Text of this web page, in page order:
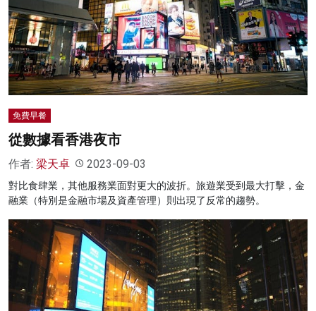
免費早餐
從數據看香港夜市
作者: 梁天卓 2023-09-03
對比食肆業，其他服務業面對更大的波折。旅遊業受到最大打擊，金
融業（特別是金融市場及資產管理）則出現了反常的趨勢。